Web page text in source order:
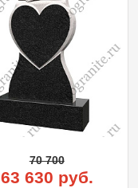
70 700
63 630 руб.